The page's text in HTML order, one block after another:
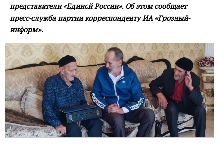
представители «Единой России». Об этом сообщает
пресс-служба партии корреспонденту ИА «Грозный-
информ».